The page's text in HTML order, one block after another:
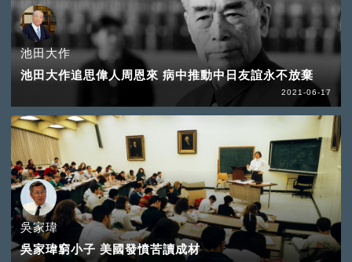
池田大作
池田大作追思偉人周恩來 病中推動中日友誼永不放棄
2021-06-17
吳家瑋
吳家瑋窮小子 美國發憤苦讀成材